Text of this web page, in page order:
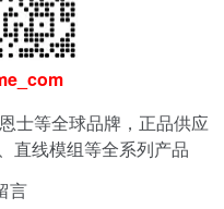
士等全球品牌，正品供应
直线模组等全系列产品
言